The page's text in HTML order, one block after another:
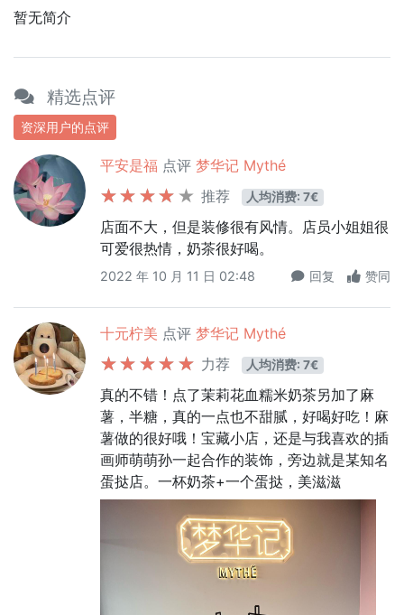
暂无简介
精选点评
资深用户的点评
平安是福 点评 梦华记 Mythé
推荐
人均消费: 7€
店面不大，但是装修很有风情。店员小姐姐很
可爱很热情，奶茶很好喝。
2022 年 10 月 11 日 02:48 回复 赞同
十元柠美 点评 梦华记 Mythé
力荐
人均消费: 7€
真的不错！点了茉莉花血糯米奶茶另加了麻
薯，半糖，真的一点也不甜腻，好喝好吃！麻
薯做的很好哦！宝藏小店，还是与我喜欢的插
画师萌萌孙一起合作的装饰，旁边就是某知名
蛋挞店。一杯奶茶+一个蛋挞，美滋滋